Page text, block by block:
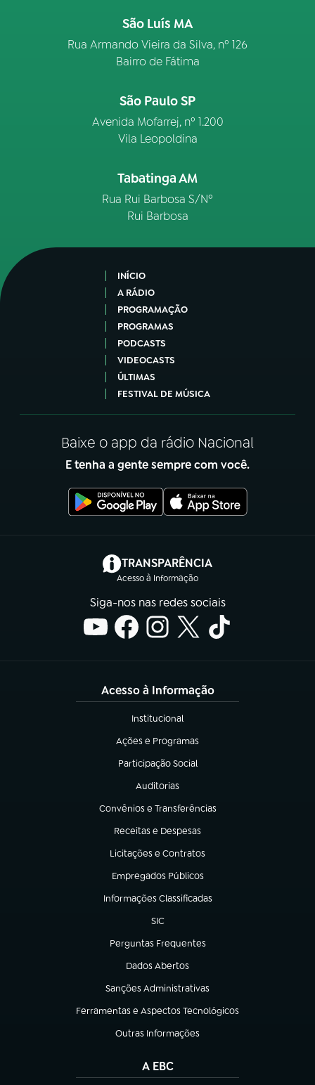
São Luís MA
Rua Armando Vieira da Silva, nº 126
Bairro de Fátima
São Paulo SP
Avenida Mofarrej, nº 1.200
Vila Leopoldina
Tabatinga AM
Rua Rui Barbosa S/Nº
Rui Barbosa
INÍCIO
A RÁDIO
PROGRAMAÇÃO
PROGRAMAS
PODCASTS
VIDEOCASTS
ÚLTIMAS
FESTIVAL DE MÚSICA
Baixe o app da rádio Nacional
E tenha a gente sempre com você.
TRANSPARÊNCIA
Acesso à Informação
(abre em nova aba)
Siga-nos nas redes sociais
Acesso à Informação
Institucional
(abre em nova aba)
Ações e Programas
(abre em nova aba)
Participação Social
(abre em nova aba)
Auditorias
(abre em nova aba)
Convênios e Transferências
(abre em nova aba)
Receitas e Despesas
(abre em nova aba)
Licitações e Contratos
(abre em nova aba)
Empregados Públicos
(abre em nova aba)
Informações Classificadas
(abre em nova aba)
SIC
(abre em nova aba)
Perguntas Frequentes
(abre em nova aba)
Dados Abertos
(abre em nova aba)
Sanções Administrativas
(abre em nova aba)
Ferramentas e Aspectos Tecnológicos
(abre em nova aba)
Outras Informações
(abre em nova aba)
A EBC